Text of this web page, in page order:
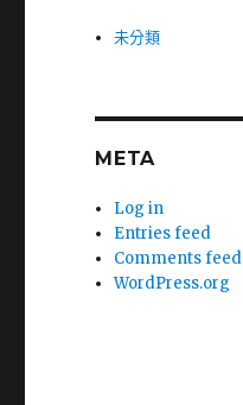
未分類
META
Log in
Entries feed
Comments feed
WordPress.org